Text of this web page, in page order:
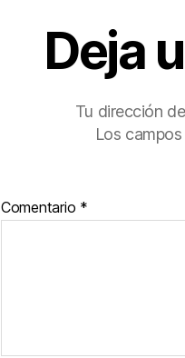
Deja
Tu dirección
Los
Comentario *